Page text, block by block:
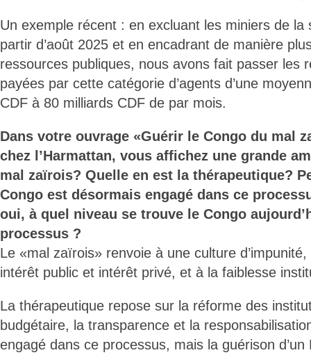
Un exemple récent : en excluant les miniers de la
partir d’août 2025 et en encadrant de manière
ressources publiques, nous avons fait passer les
payées par cette catégorie d’agents d’une
CDF à 80 milliards CDF de par mois.
Dans votre ouvrage «Guérir le Congo du mal
chez l’Harmattan, vous affichez une grande
mal zaïrois? Quelle en est la thérapeutique?
Congo est désormais engagé dans ce
oui, à quel niveau se trouve le Congo
processus ?
Le «mal zaïrois» renvoie à une culture
intérêt public et intérêt privé, et à la faiblesse
La thérapeutique repose sur la réforme des
budgétaire, la transparence et la
engagé dans ce processus, mais la guérison